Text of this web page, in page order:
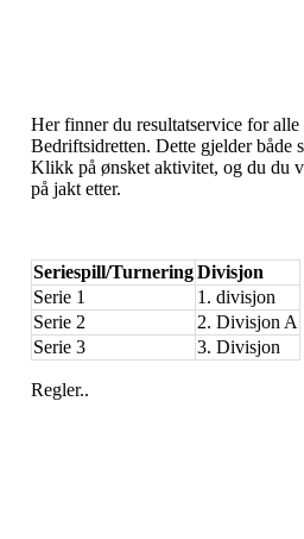
Her finner du resultatservice for alle
Bedriftsidretten. Dette gjelder både
Klikk på ønsket aktivitet, og du du
på jakt etter.
Seriespill/TurneringDivisjon
Serie 1
1. divisjon
Serie 2
2. Divisjon A
Serie 3
3. Divisjon
Regler..